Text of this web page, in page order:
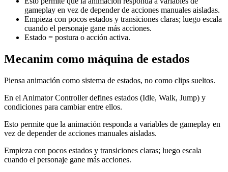
gameplay en vez de depender de acciones manuales aisladas.
Empieza con pocos estados y transiciones claras; luego escala
cuando el personaje gane más acciones.
Estado = postura o acción activa.
Mecanim como máquina de estados
Piensa animación como sistema de estados, no como clips sueltos.
En el Animator Controller defines estados (Idle, Walk, Jump) y
condiciones para cambiar entre ellos.
Esto permite que la animación responda a variables de gameplay en
vez de depender de acciones manuales aisladas.
Empieza con pocos estados y transiciones claras; luego escala
cuando el personaje gane más acciones.